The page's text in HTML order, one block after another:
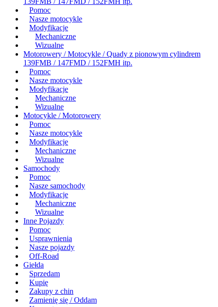
Pomoc
Nasze motocykle
Modyfikacje
Mechaniczne
Wizualne
Motorowery / Motocykle / Quady z pionowym cylindrem
139FMB / 147FMD / 152FMH itp.
Pomoc
Nasze motocykle
Modyfikacje
Mechaniczne
Wizualne
Motocykle / Motorowery
Pomoc
Nasze motocykle
Modyfikacje
Mechaniczne
Wizualne
Samochody
Pomoc
Nasze samochody
Modyfikacje
Mechaniczne
Wizualne
Inne Pojazdy
Pomoc
Usprawnienia
Nasze pojazdy
Off-Road
Giełda
Sprzedam
Kupię
Zakupy z chin
Zamienię się / Oddam